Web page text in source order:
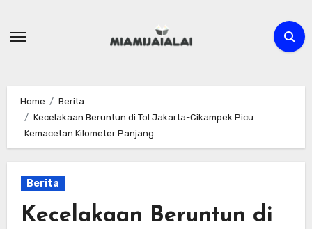
Home
Berita
Kecelakaan Beruntun di Tol Jakarta-Cikampek Picu
Kemacetan Kilometer Panjang
Berita
Kecelakaan Beruntun di